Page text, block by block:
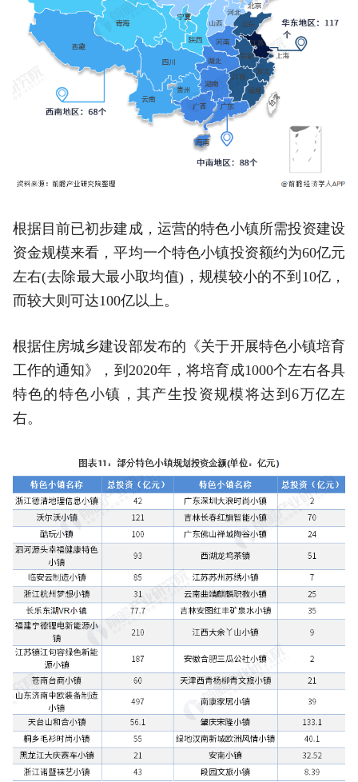
根据目前已初步建成，运营的特色小镇所需投资建设
资金规模来看，平均一个特色小镇投资额约为60亿元
左右(去除最大最小取均值)，规模较小的不到10亿，
而较大则可达100亿以上。
根据住房城乡建设部发布的《关于开展特色小镇培育
工作的通知》，到2020年，将培育成1000个左右各具
特色的特色小镇，其产生投资规模将达到6万亿左
右。